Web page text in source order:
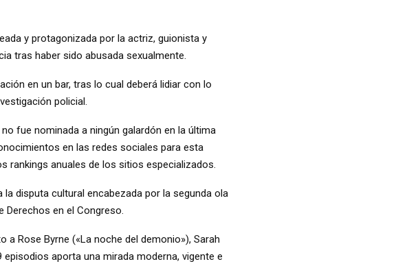
y protagonizada por la actriz, guionista y
tras haber sido abusada sexualmente.
en un bar, tras lo cual deberá lidiar con lo
policial.
fue nominada a ningún galardón en la última
en las redes sociales para esta
rankings anuales de los sitios especializados.
la disputa cultural encabezada por la segunda ola
Derechos en el Congreso.
Rose Byrne («La noche del demonio»), Sarah
episodios aporta una mirada moderna, vigente e